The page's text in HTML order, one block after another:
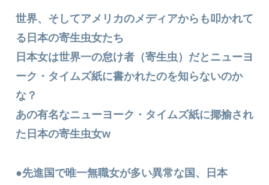
世界、そしてアメリカのメディアからも叩かれて
る日本の寄生虫女たち
日本女は世界一の怠け者（寄生虫）だとニューヨ
ーク・タイムズ紙に書かれたのを知らないのか
な？
あの有名なニューヨーク・タイムズ紙に揶揄され
た日本の寄生虫女w
●先進国で唯一無職女が多い異常な国、日本